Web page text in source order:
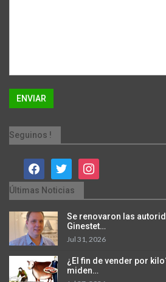
Seguinos !
facebooktwitter instagram
Últimas Noticias
Se renovaron las
Ginestet…
Jul 31, 2026
¿El fin de vender por
miden…